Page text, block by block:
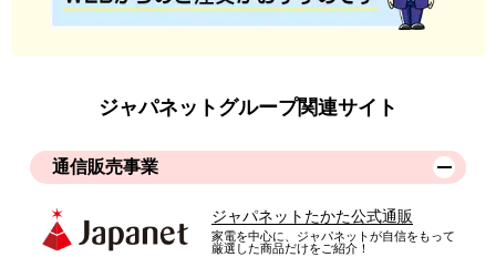
ジャパネットグループ関連サイト
通信販売事業
ジャパネットたかた公式通販
家電を中心に、ジャパネットが自信をもって
厳選した商品だけをご紹介！